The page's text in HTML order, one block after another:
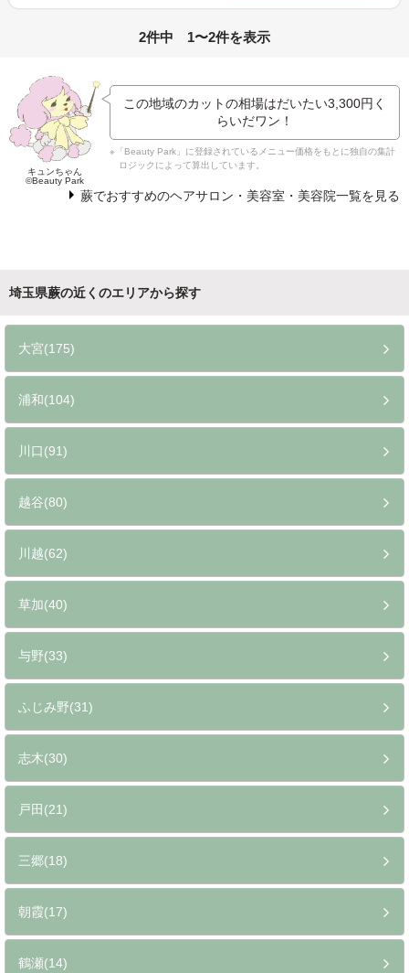
2件中 1〜2件を表示
キュンちゃん
©Beauty Park
この地域のカットの相場はだいたい3,300円 く
らいだワン！
※「Beauty Park」に登録されているメニュー価格をもとに独自の集計
ロジックによって算出しています。
蕨でおすすめのヘアサロン・美容室・美容院一覧を見る
埼玉県蕨の近くのエリアから探す
大宮(175)
浦和(104)
川口(91)
越谷(80)
川越(62)
草加(40)
与野(33)
ふじみ野(31)
志木(30)
戸田(21)
三郷(18)
朝霞(17)
鶴瀬(14)